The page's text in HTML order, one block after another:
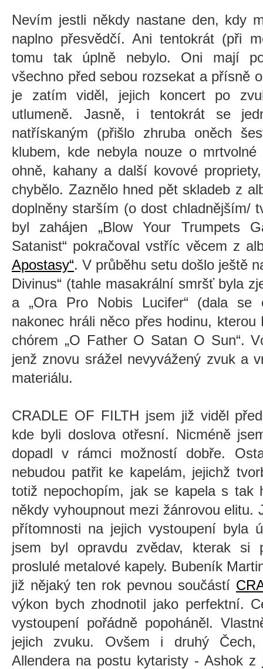
Nevím jestli někdy nastane den, kdy
naplno přesvědčí. Ani tentokrát (při
tomu tak úplně nebylo. Oni mají
všechno před sebou rozsekat a přísně
je zatím viděl, jejich koncert po
utlumeně. Jasně, i tentokrát se
natřískaným (přišlo zhruba oněch
klubem, kde nebyla nouze o mrtvolné
ohně, kahany a další kovové
chybělo. Zaznělo hned pět skladeb z
doplněny starším (o dost chladnějším/
byl zahájen „Blow Your Trumpets
Satanist“ pokračoval vstříc věcem z
Apostasy“. V průběhu setu došlo ještě
Divinus“ (tahle masakrální smršť byla
a „Ora Pro Nobis Lucifer“ (dala se
nakonec hráli něco přes hodinu,
chórem „O Father O Satan O Sun“.
jenž znovu srážel nevyvážený zvuk a
materiálu.
CRADLE OF FILTH jsem již viděl
kde byli doslova otřesní. Nicméně
dopadl v rámci možností dobře.
nebudou patřit ke kapelám, jejichž
totiž nepochopím, jak se kapela s tak
někdy vyhoupnout mezi žánrovou elitu.
přítomnosti na jejich vystoupení byla
jsem byl opravdu zvědav, kterak si
proslulé metalové kapely. Bubeník
již nějaký ten rok pevnou součástí
výkon bych zhodnotil jako perfektní.
vystoupení pořádně popoháněl.
jejich zvuku. Ovšem i druhý
Allendera na postu kytaristy - Ashok z